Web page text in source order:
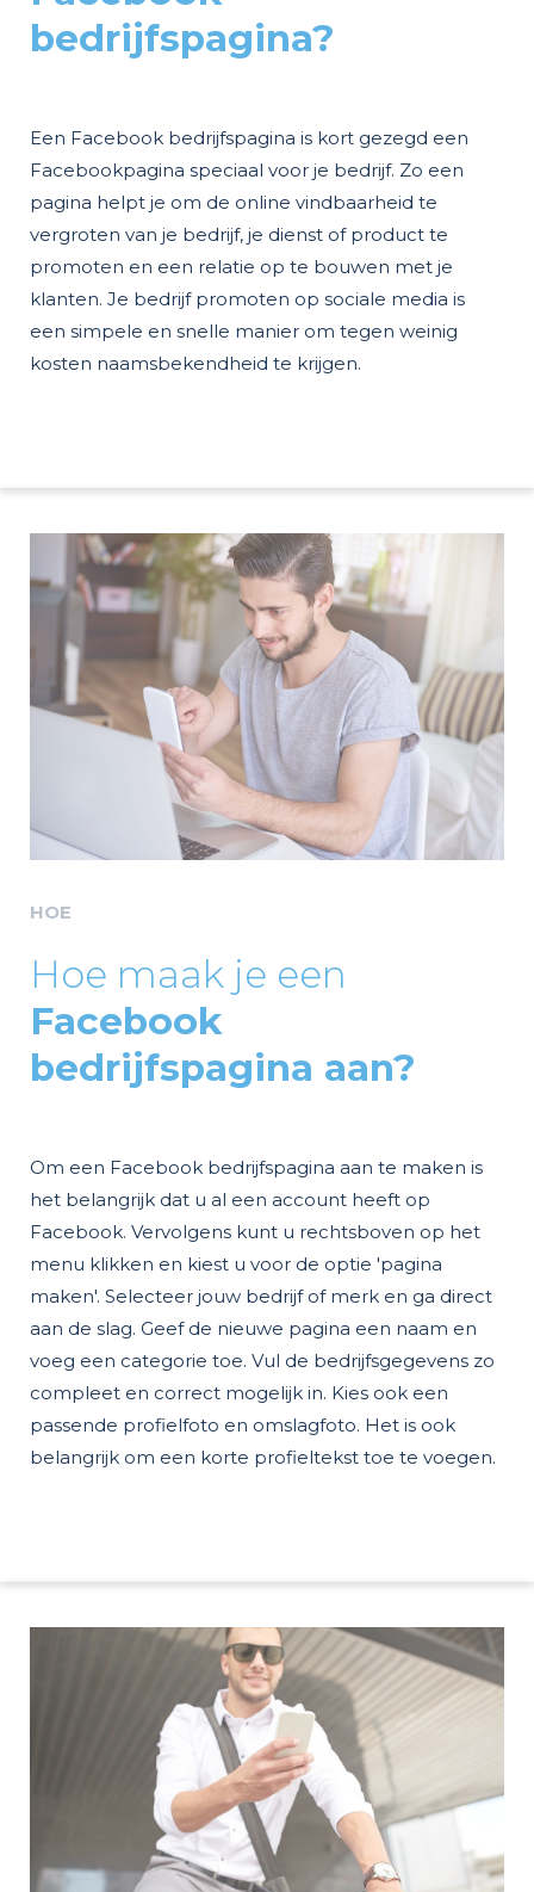
bedrijfspagina?
Een Facebook bedrijfspagina is kort gezegd een
Facebookpagina speciaal voor je bedrijf. Zo een
pagina helpt je om de online vindbaarheid te
vergroten van je bedrijf, je dienst of product te
promoten en een relatie op te bouwen met je
klanten. Je bedrijf promoten op sociale media is
een simpele en snelle manier om tegen weinig
kosten naamsbekendheid te krijgen.
HOE
Hoe maak je een
Facebook
bedrijfspagina aan?
Om een Facebook bedrijfspagina aan te maken is
het belangrijk dat u al een account heeft op
Facebook. Vervolgens kunt u rechtsboven op het
menu klikken en kiest u voor de optie 'pagina
maken'. Selecteer jouw bedrijf of merk en ga direct
aan de slag. Geef de nieuwe pagina een naam en
voeg een categorie toe. Vul de bedrijfsgegevens zo
compleet en correct mogelijk in. Kies ook een
passende profielfoto en omslagfoto. Het is ook
belangrijk om een korte profieltekst toe te voegen.